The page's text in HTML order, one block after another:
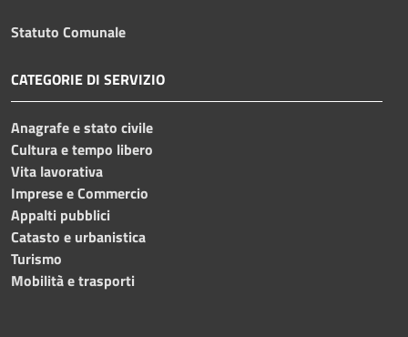
Statuto Comunale
CATEGORIE DI SERVIZIO
Anagrafe e stato civile
Cultura e tempo libero
Vita lavorativa
Imprese e Commercio
Appalti pubblici
Catasto e urbanistica
Turismo
Mobilità e trasporti